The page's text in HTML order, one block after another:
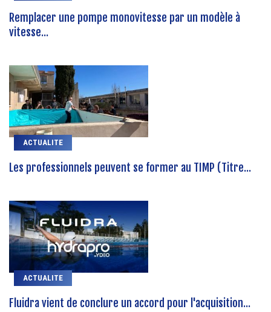
Remplacer une pompe monovitesse par un modèle à
vitesse...
ACTUALITE
Les professionnels peuvent se former au TIMP (Titre...
ACTUALITE
Fluidra vient de conclure un accord pour l'acquisition...